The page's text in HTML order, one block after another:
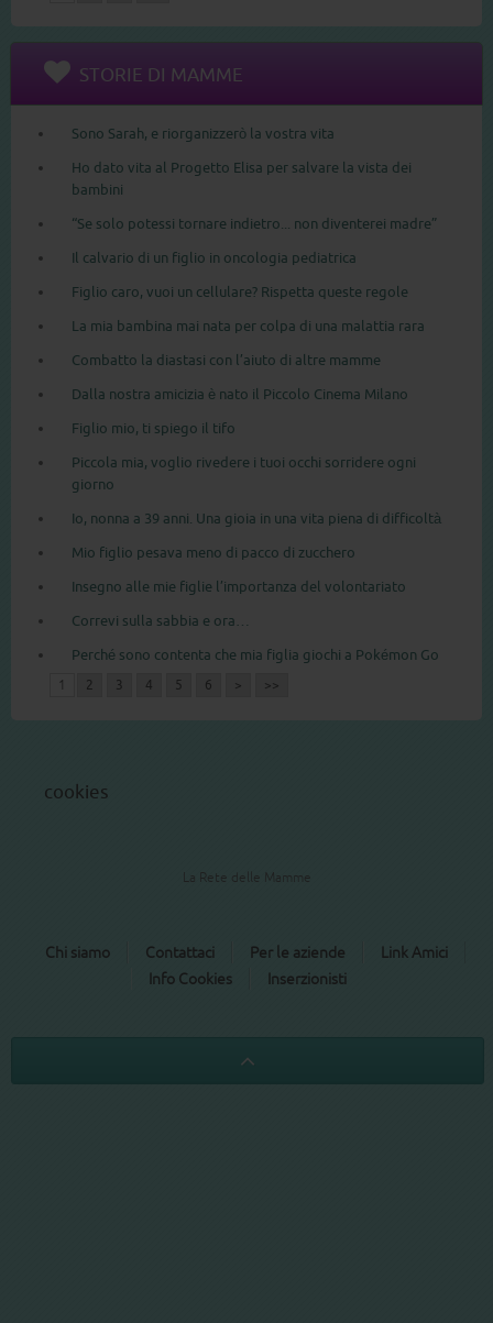
STORIE DI MAMME
Sono Sarah, e riorganizzerò la vostra vita
Ho dato vita al Progetto Elisa per salvare la vista dei
bambini
“Se solo potessi tornare indietro... non diventerei madre”
Il calvario di un figlio in oncologia pediatrica
Figlio caro, vuoi un cellulare? Rispetta queste regole
La mia bambina mai nata per colpa di una malattia rara
Combatto la diastasi con l’aiuto di altre mamme
Dalla nostra amicizia è nato il Piccolo Cinema Milano
Figlio mio, ti spiego il tifo
Piccola mia, voglio rivedere i tuoi occhi sorridere ogni
giorno
Io, nonna a 39 anni. Una gioia in una vita piena di difficoltà
Mio figlio pesava meno di pacco di zucchero
Insegno alle mie figlie l’importanza del volontariato
Correvi sulla sabbia e ora…
Perché sono contenta che mia figlia giochi a Pokémon Go
1 2 3 4 5 6 > >>
cookies
La Rete delle Mamme
Chi siamo Contattaci Per le aziende
Link Amici
Info Cookies
Inserzionisti